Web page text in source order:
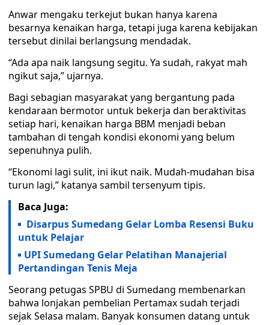
Anwar mengaku terkejut bukan hanya karena
besarnya kenaikan harga, tetapi juga karena kebijakan
tersebut dinilai berlangsung mendadak.
“Ada apa naik langsung segitu. Ya sudah, rakyat mah
ngikut saja,” ujarnya.
Bagi sebagian masyarakat yang bergantung pada
kendaraan bermotor untuk bekerja dan beraktivitas
setiap hari, kenaikan harga BBM menjadi beban
tambahan di tengah kondisi ekonomi yang belum
sepenuhnya pulih.
“Ekonomi lagi sulit, ini ikut naik. Mudah-mudahan bisa
turun lagi,” katanya sambil tersenyum tipis.
Baca Juga:
Disarpus Sumedang Gelar Lomba Resensi Buku
untuk Pelajar
UPI Sumedang Gelar Pelatihan Manajerial
Pertandingan Tenis Meja
Seorang petugas SPBU di Sumedang membenarkan
bahwa lonjakan pembelian Pertamax sudah terjadi
sejak Selasa malam. Banyak konsumen datang untuk